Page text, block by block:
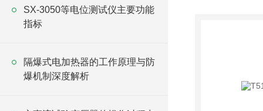
SX-3050等电位测试仪主要功能
指标
隔爆式电加热器的工作原理与防
爆机制深度解析